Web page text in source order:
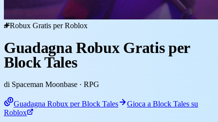
Robux Gratis per Roblox
Guadagna Robux Gratis per
Block Tales
di Spaceman Moonbase · RPG
Guadagna Robux per Block Tales
Gioca a Block Tales su
Roblox